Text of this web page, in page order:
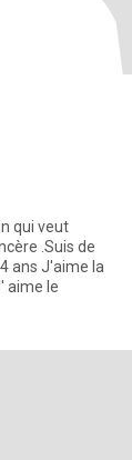
qui veut
.Suis de
la
aime le